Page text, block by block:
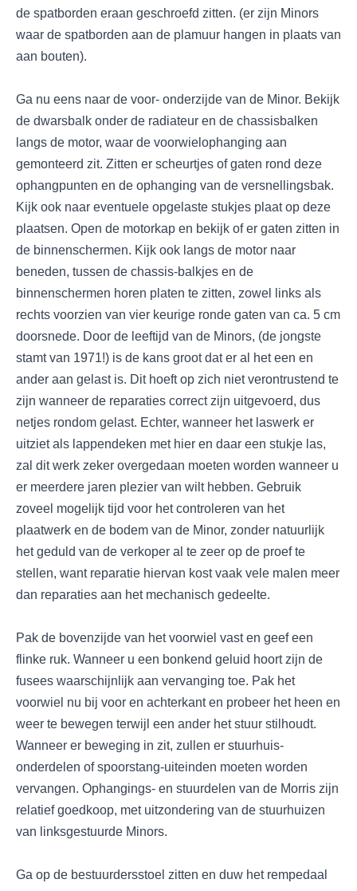
de spatborden eraan geschroefd zitten. (er zijn Minors
waar de spatborden aan de plamuur hangen in plaats van
aan bouten).
Ga nu eens naar de voor- onderzijde van de Minor. Bekijk
de dwarsbalk onder de radiateur en de chassisbalken
langs de motor, waar de voorwielophanging aan
gemonteerd zit. Zitten er scheurtjes of gaten rond deze
ophangpunten en de ophanging van de versnellingsbak.
Kijk ook naar eventuele opgelaste stukjes plaat op deze
plaatsen. Open de motorkap en bekijk of er gaten zitten in
de binnenschermen. Kijk ook langs de motor naar
beneden, tussen de chassis-balkjes en de
binnenschermen horen platen te zitten, zowel links als
rechts voorzien van vier keurige ronde gaten van ca. 5 cm
doorsnede. Door de leeftijd van de Minors, (de jongste
stamt van 1971!) is de kans groot dat er al het een en
ander aan gelast is. Dit hoeft op zich niet verontrustend te
zijn wanneer de reparaties correct zijn uitgevoerd, dus
netjes rondom gelast. Echter, wanneer het laswerk er
uitziet als lappendeken met hier en daar een stukje las,
zal dit werk zeker overgedaan moeten worden wanneer u
er meerdere jaren plezier van wilt hebben. Gebruik
zoveel mogelijk tijd voor het controleren van het
plaatwerk en de bodem van de Minor, zonder natuurlijk
het geduld van de verkoper al te zeer op de proef te
stellen, want reparatie hiervan kost vaak vele malen meer
dan reparaties aan het mechanisch gedeelte.
Pak de bovenzijde van het voorwiel vast en geef een
flinke ruk. Wanneer u een bonkend geluid hoort zijn de
fusees waarschijnlijk aan vervanging toe. Pak het
voorwiel nu bij voor en achterkant en probeer het heen en
weer te bewegen terwijl een ander het stuur stilhoudt.
Wanneer er beweging in zit, zullen er stuurhuis-
onderdelen of spoorstang-uiteinden moeten worden
vervangen. Ophangings- en stuurdelen van de Morris zijn
relatief goedkoop, met uitzondering van de stuurhuizen
van linksgestuurde Minors.
Ga op de bestuurdersstoel zitten en duw het rempedaal